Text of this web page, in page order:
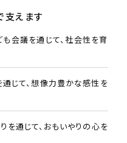
支えます
会議を通じて、社会性を育
じて、想像力豊かな感性を
を通じて、おもいやりの心を